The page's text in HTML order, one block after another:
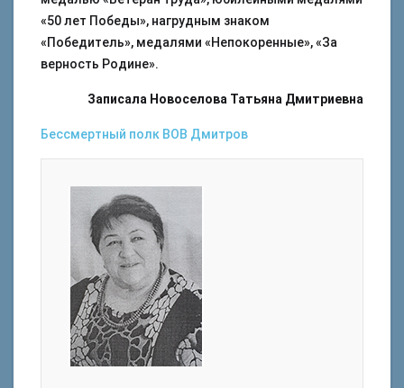
«50 лет Победы», нагрудным знаком
«Победитель», медалями «Непокоренные», «За
верность Родине».
Записала Новоселова Татьяна Дмитриевна
Бессмертный полк ВОВ Дмитров